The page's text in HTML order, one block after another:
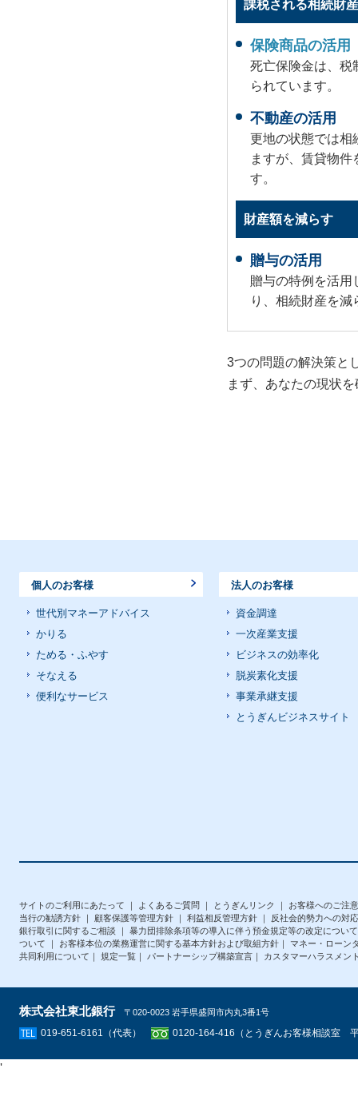
課税される相続財
保険商品の活用
死亡保険金は、税
られています。
不動産の活用
更地の状態では相
ますが、賃貸物
す。
財産額を減らす
贈与の活用
贈与の特例を活用
り、相続財産を減
3つの問題の解決策と
まず、あなたの現状
個人のお客様
世代別マネーアドバイス
かりる
ためる・ふやす
そなえる
便利なサービス
法人のお客様
資金調達
一次産業支援
ビジネスの効率化
脱炭素化支援
事業承継支援
とうぎんビジネスサイト
サイトのご利用にあたって ｜ よくあるご質問 ｜ とうぎんリンク ｜ お客様へのご注
当行の勧誘方針 ｜ 顧客保護等管理方針 ｜ 利益相反管理方針 ｜
反社会的勢力への対
銀行取引に関するご相談 ｜ 暴力団排除条項等の導入に伴う預金規定等の改定について
ついて ｜ お客様本位の業務運営に関する基本方針および取組方針 ｜ マネー・ローン
共同利用について ｜ 規定一覧 ｜ パートナーシップ構築宣言 ｜ カスタマーハラスメン
株式会社東北銀行〒020-0023 岩手県盛岡市内丸3番1号
019-651-6161（代表） 0120-164-416（とうぎんお客様相談室
'